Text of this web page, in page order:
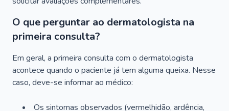
O que perguntar ao dermatologista na
primeira consulta?
Em geral, a primeira consulta com o dermatologista
acontece quando o paciente já tem alguma queixa. Nesse
caso, deve-se informar ao médico:
Os sintomas observados (vermelhidão, ardência,